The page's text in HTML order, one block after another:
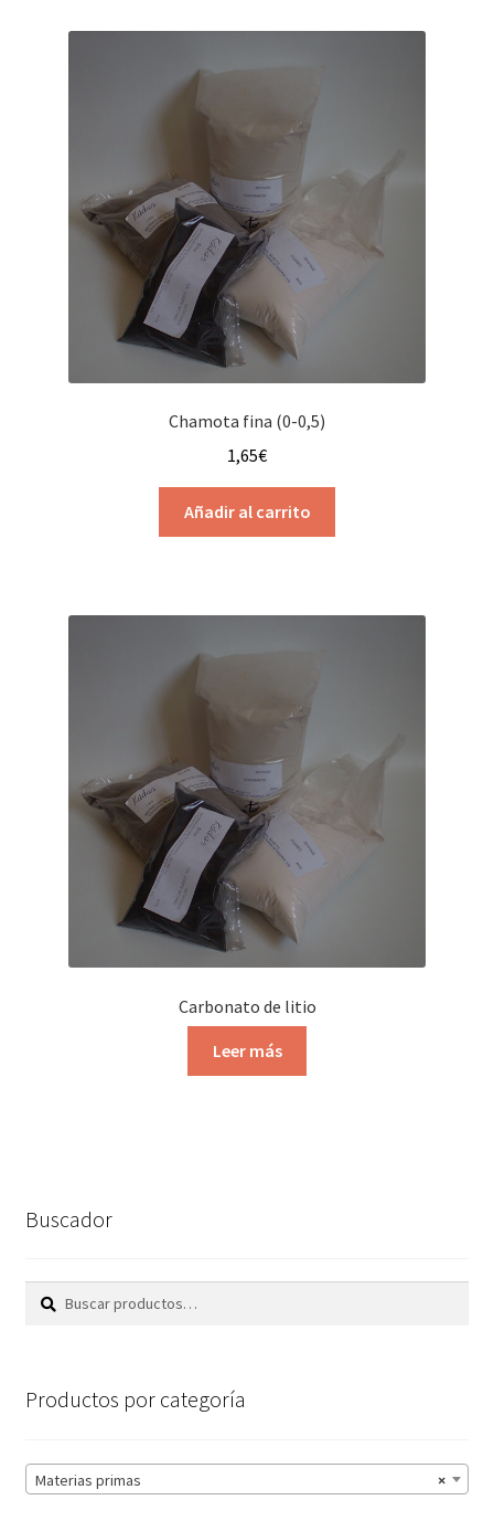
Chamota fina (0-0,5)
1,65€
Añadir al carrito
Carbonato de litio
Leer más
Buscador
Buscar
Buscar
Productos por categoría
×
Materias primas